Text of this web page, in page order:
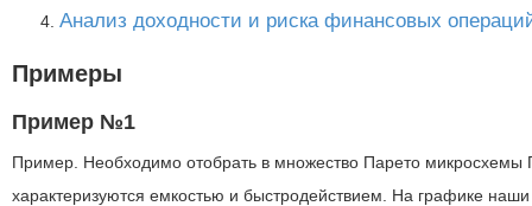
Анализ доходности и риска финансовых
Примеры
Пример №1
Пример. Необходимо отобрать в множество Парето микросхемы
характеризуются емкостью и быстродействием. На графике